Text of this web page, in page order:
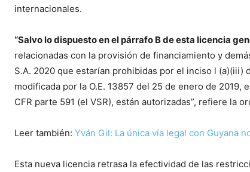
internacionales.
“Salvo lo dispuesto en el párrafo B de esta licencia
relacionadas con la provisión de financiamiento y
S.A. 2020 que estarían prohibidas por el inciso l (a)(iii)
modificada por la O.E. 13857 del 25 de enero de 2019,
CFR parte 591 (el VSR), están autorizadas”, refiere la
Leer también: Yván Gil: La única vía legal con Guyana
Esta nueva licencia retrasa la efectividad de las